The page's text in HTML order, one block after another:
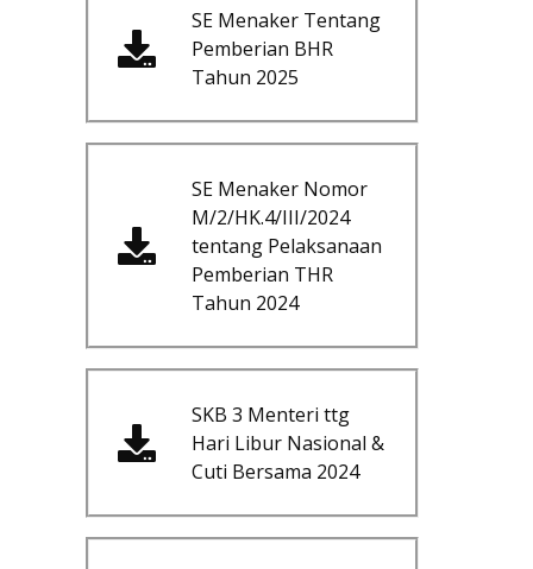
SE Menaker Tentang
Pemberian BHR
Tahun 2025
SE Menaker Nomor
M/2/HK.4/III/2024
tentang Pelaksanaan
Pemberian THR
Tahun 2024
SKB 3 Menteri ttg
Hari Libur Nasional &
Cuti Bersama 2024